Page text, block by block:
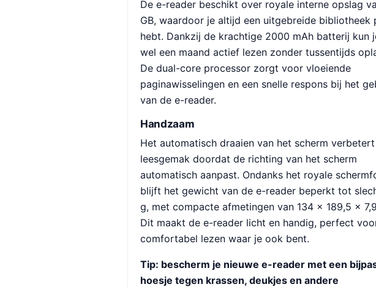
De e-reader beschikt over royale interne opslag
GB, waardoor je altijd een uitgebreide bibliotheek
hebt. Dankzij de krachtige 2000 mAh batterij kun
wel een maand actief lezen zonder tussentijds
De dual-core processor zorgt voor vloeiende
paginawisselingen en een snelle respons bij het
van de e-reader.
Handzaam
Het automatisch draaien van het scherm
leesgemak doordat de richting van het scherm
automatisch aanpast. Ondanks het royale
blijft het gewicht van de e-reader beperkt tot
g, met compacte afmetingen van 134 × 189,5 ×
Dit maakt de e-reader licht en handig, perfect
comfortabel lezen waar je ook bent.
Tip: bescherm je nieuwe e-reader met een
hoesje tegen krassen, deukjes en andere